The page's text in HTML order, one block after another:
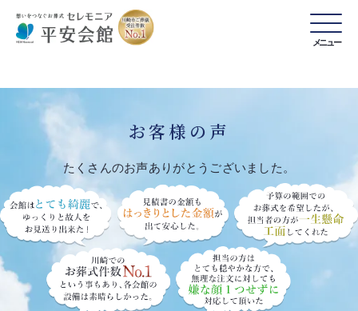
メニュー
お客様の声
たくさんのお声ありがとうございました。